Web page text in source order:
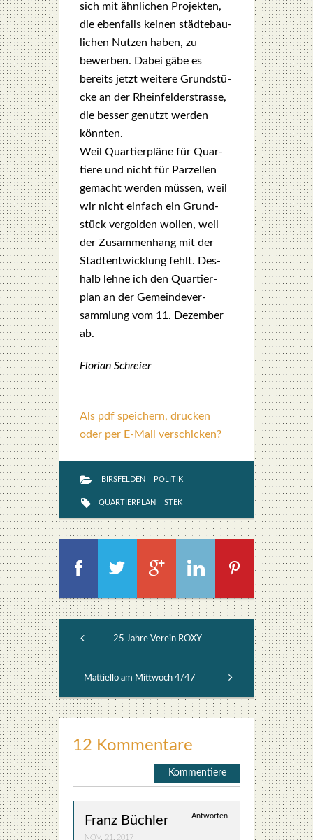
sich mit ähn­li­chen Pro­jek­ten,
die eben­falls kei­nen städ­te­bau­
li­chen Nut­zen haben, zu
bewer­ben. Dabei gäbe es
bereits jetzt wei­te­re Grund­stü­
cke an der Rhein­fel­d­er­stras­se,
die bes­ser genutzt wer­den
könn­ten.
Weil Quar­tier­plä­ne für Quar­
tie­re und nicht für Par­zel­len
gemacht wer­den müs­sen, weil
wir nicht ein­fach ein Grund­
stück ver­gol­den wol­len, weil
der Zusam­men­hang mit der
Stadt­ent­wick­lung fehlt. Des­
halb leh­ne ich den Quar­tier­
plan an der Gemein­de­ver­
samm­lung vom 11. Dezem­ber
ab.
Flo­ri­an Schrei­er
Als pdf speichern, drucken
oder per E-Mail verschicken?
BIRSFELDEN POLITIK
QUARTIERPLAN STEK
25 Jahre Verein ROXY
Mattiello am Mittwoch 4/47
12 Kommentare
Kommentiere
Franz Büchler Antworten
NOV. 21, 2017